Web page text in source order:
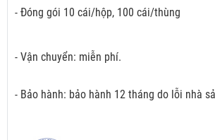
- Đóng gói 10 cái/hộp, 100 cái/thùng
- Vận chuyển: miễn phí.
- Bảo hành: bảo hành 12 tháng do lỗi nhà